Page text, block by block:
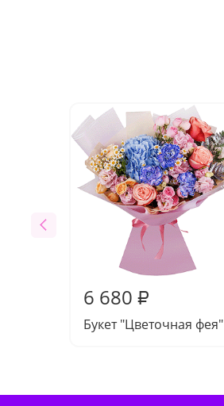
6 680 ₽
Букет "Цветочная фея"